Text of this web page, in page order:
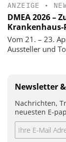
ANZEIGE •
DMEA 2026
Krankenhaus-
Vom 21. – 23.
Aussteller und
Newsletter
Nachrichten,
neuesten E-